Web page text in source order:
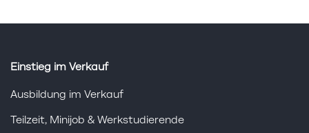
Einstieg im Verkauf
Ausbildung im Verkauf
Teilzeit, Minijob & Werkstudierende